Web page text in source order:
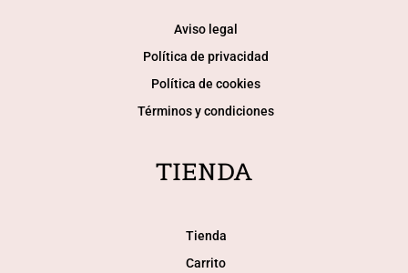
producto
Aviso legal
Política de privacidad
Política de cookies
Términos y condiciones
TIENDA
Tienda
Carrito